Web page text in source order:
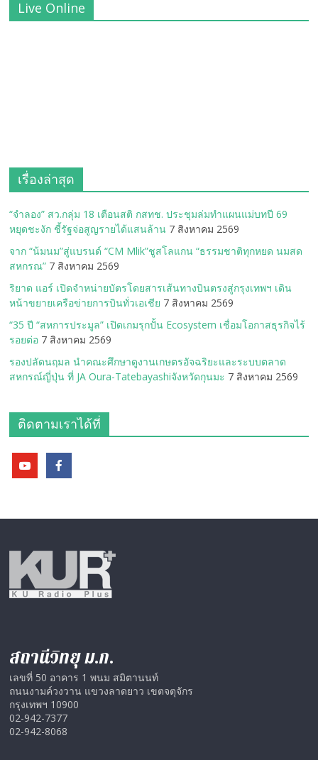
Live Online
เรื่องล่าสุด
“จำลอง” สว.กลุ่ม 18 เตือนสติ กสทช. ประชุมล่มทำแผนแม่บทปี 69
หยุดชะงัก ชี้รัฐจ่อสูญรายได้แสนล้าน 7 สิงหาคม 2569
จาก “น้มนม”สู่แบรนด์ “CM Mlik”ชูสโลแกน “ธรรมชาติทุกหยด นมสด
สหกรณ” 7 สิงหาคม 2569
ริยาด แอร์ เปิดจำหน่ายบัตรโดยสารเส้นทางบินตรงสู่กรุงเทพฯ เดิน
หน้าขยายเครือข่ายการบินทั่วเอเชีย 7 สิงหาคม 2569
“35 ปี “สหการประมูล” เปิดเกมรุกปั้น Ecosystem เชื่อมโอกาสธุรกิจไร้
รอยต่อ 7 สิงหาคม 2569
รองปลัดนฤมล นำคณะศึกษาดูงานเกษตรอัจฉริยะและระบบตลาด
สหกรณ์ญี่ปุ่น ที่ JA Oura-Tatebayashiจังหวัดกุนมะ 7 สิงหาคม 2569
ติดตามเราได้ที่
สถานีวิทยุ ม.ก.
เลขที่ 50 อาคาร 1 พนม สมิตานนท์
ถนนงามค์วงวาน แขวงลาดยาว เขตจตุจักร
กรุงเทพฯ 10900
02-942-7377
02-942-8068